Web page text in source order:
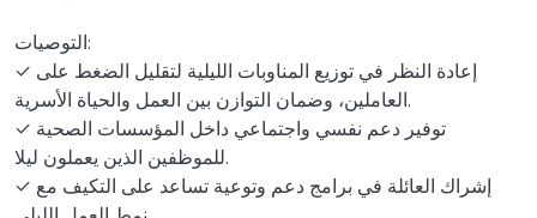
التوصيات:
✓ إعادة النظر في توزيع المناوبات الليلية لتقليل الضغط على
العاملين، وضمان التوازن بين العمل والحياة الأسرية.
✓ توفير دعم نفسي واجتماعي داخل المؤسسات الصحية
للموظفين الذين يعملون ليلا.
✓ إشراك العائلة في برامج دعم وتوعية تساعد على التكيف مع